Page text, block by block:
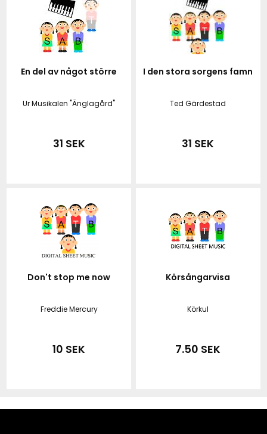
En del av något större
Ur Musikalen "Änglagård"
31 SEK
I den stora sorgens famn
Ted Gärdestad
31 SEK
Don't stop me now
Freddie Mercury
10 SEK
Körsångarvisa
Körkul
7.50 SEK